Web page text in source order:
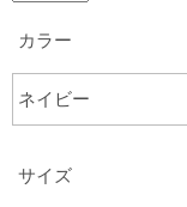
カラー
サイズ